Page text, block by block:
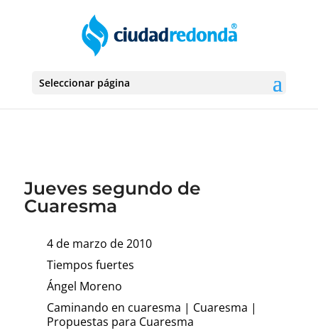
Seleccionar página
Jueves segundo de
Cuaresma
4 de marzo de 2010
Tiempos fuertes
Ángel Moreno
Caminando en cuaresma | Cuaresma |
Propuestas para Cuaresma